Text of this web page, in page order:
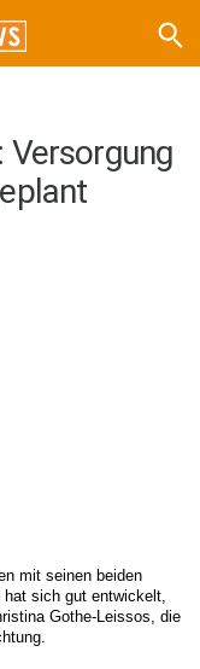
mit seinen beiden
hat sich gut entwickelt,
Gothe-Leissos, die